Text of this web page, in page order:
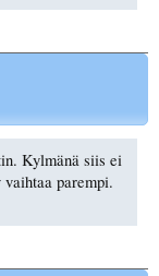
Kylmänä siis ei
parempi.